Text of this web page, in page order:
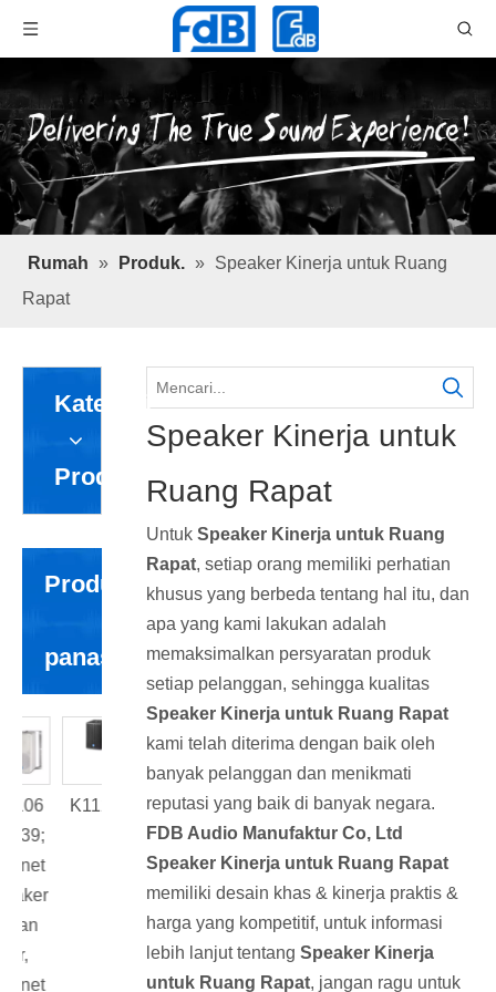
Rumah » Produk. » Speaker Kinerja untuk Ruang
Rapat
Kategori
Produk
Produk
panas.
K112B
DLA410
2x10
inci full
range
500W
line
array
Speaker Kinerja untuk
Ruang Rapat
Untuk Speaker Kinerja untuk Ruang
Rapat, setiap orang memiliki perhatian
khusus yang berbeda tentang hal itu, dan
apa yang kami lakukan adalah
memaksimalkan persyaratan produk
setiap pelanggan, sehingga kualitas
Speaker Kinerja untuk Ruang Rapat
kami telah diterima dengan baik oleh
banyak pelanggan dan menikmati
reputasi yang baik di banyak negara.
FDB Audio Manufaktur Co, Ltd
Speaker Kinerja untuk Ruang Rapat
memiliki desain khas & kinerja praktis &
harga yang kompetitif, untuk informasi
lebih lanjut tentang Speaker Kinerja
untuk Ruang Rapat, jangan ragu untuk